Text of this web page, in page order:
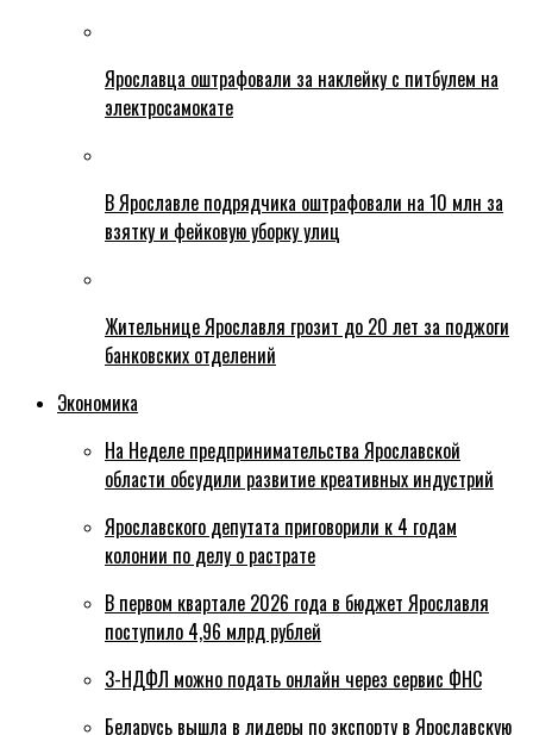
Ярославца оштрафовали за наклейку с питбулем на
электросамокате
В Ярославле подрядчика оштрафовали на 10 млн за
взятку и фейковую уборку улиц
Жительнице Ярославля грозит до 20 лет за поджоги
банковских отделений
Экономика
На Неделе предпринимательства Ярославской
области обсудили развитие креативных индустрий
Ярославского депутата приговорили к 4 годам
колонии по делу о растрате
В первом квартале 2026 года в бюджет Ярославля
поступило 4,96 млрд рублей
3-НДФЛ можно подать онлайн через сервис ФНС
Беларусь вышла в лидеры по экспорту в Ярославскую